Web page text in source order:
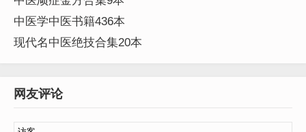
中医学中医书籍436本
现代名中医绝技合集20本
网友评论